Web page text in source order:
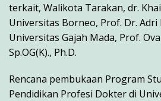
terkait, Walikota Tarakan, dr.
Universitas Borneo, Prof. Dr. Adri
Universitas Gajah Mada, Prof.
Sp.OG(K)., Ph.D.
Rencana pembukaan Program
Pendidikan Profesi Dokter di